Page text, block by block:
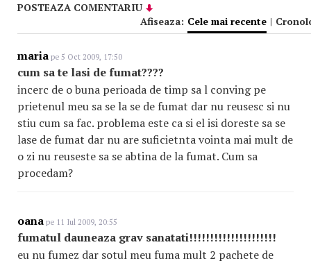
POSTEAZA COMENTARIU
Afiseaza: Cele mai recente |
maria pe 5 Oct 2009, 17:50
cum sa te lasi de fumat????
incerc de o buna perioada de timp sa l conving pe
prietenul meu sa se la se de fumat dar nu reusesc si nu
stiu cum sa fac. problema este ca si el isi doreste sa se
lase de fumat dar nu are suficietnta vointa mai mult de
o zi nu reuseste sa se abtina de la fumat. Cum sa
procedam?
oana pe 11 Iul 2009, 20:55
fumatul dauneaza grav sanatati!!!!!!!!!!!!!!!!!!!!!
eu nu fumez dar sotul meu fuma mult 2 pachete de